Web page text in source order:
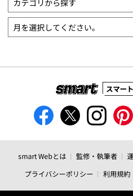
スマー
smart Webとは 監修・執筆者
プライバシーポリシー
利用規約